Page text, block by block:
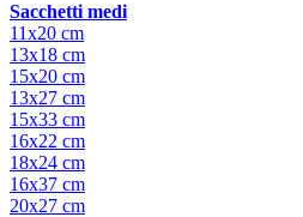
Sacchetti medi
11x20 cm
13x18 cm
15x20 cm
13x27 cm
15x33 cm
16x22 cm
18x24 cm
16x37 cm
20x27 cm